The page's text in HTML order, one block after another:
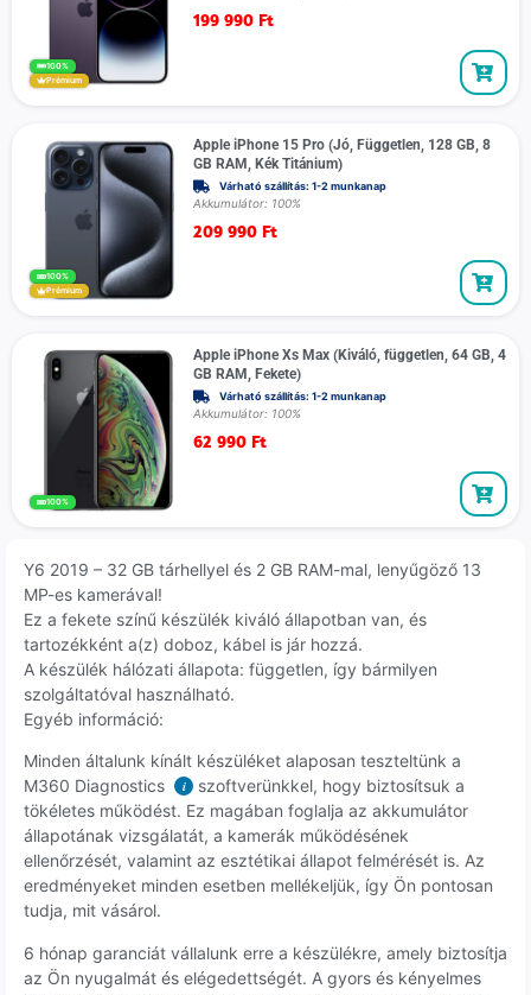
100%
Prémium
199 990 Ft
100%
Prémium
Apple iPhone 15 Pro (Jó, Független, 128 GB, 8
GB RAM, Kék Titánium)
Várható szállítás: 1-2 munkanap
Akkumulátor: 100%
209 990 Ft
100%
Apple iPhone Xs Max (Kiváló, független, 64 GB, 4
GB RAM, Fekete)
Várható szállítás: 1-2 munkanap
Akkumulátor: 100%
62 990 Ft
Y6 2019 – 32 GB tárhellyel és 2 GB RAM-mal, lenyűgöző 13
MP-es kamerával!
Ez a fekete színű készülék kiváló állapotban van, és
tartozékként a(z) doboz, kábel is jár hozzá.
A készülék hálózati állapota: független, így bármilyen
szolgáltatóval használható.
Egyéb információ:
Minden általunk kínált készüléket alaposan teszteltünk a
M360 Diagnostics
i
szoftverünkkel, hogy biztosítsuk a
tökéletes működést. Ez magában foglalja az akkumulátor
állapotának vizsgálatát, a kamerák működésének
ellenőrzését, valamint az esztétikai állapot felmérését is. Az
eredményeket minden esetben mellékeljük, így Ön pontosan
tudja, mit vásárol.
6 hónap garanciát vállalunk erre a készülékre, amely biztosítja
az Ön nyugalmát és elégedettségét. A gyors és kényelmes